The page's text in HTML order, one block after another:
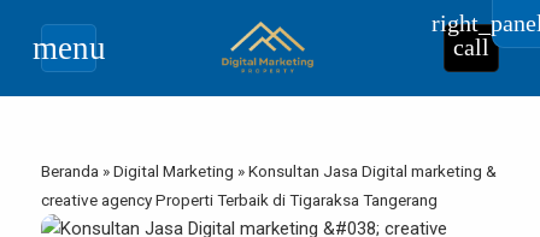
menu call
Beranda »Digital Marketing »Konsultan Jasa Digital marketing &
creative agency Properti Terbaik di Tigaraksa Tangerang